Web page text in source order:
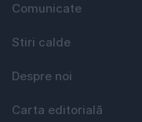
Comunicate
Stiri calde
Despre noi
Carta editorială